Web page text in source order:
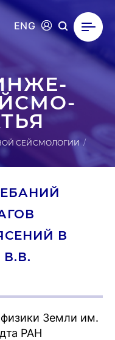
ENG
СЕЙСМОЛОГИИ
В
Земли им.
РАН